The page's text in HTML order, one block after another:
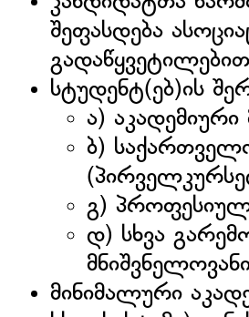
შეფასდება
სტუდენტ(ებ)ის
ა) აკადემიური
ბ)
გ)
დ) სხვა
მინიმალური